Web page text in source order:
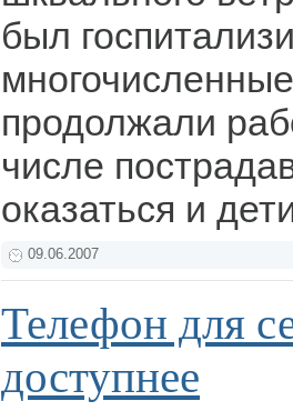
был
продолжали
числе
оказаться и
09.06.2007
Телефон для
доступнее